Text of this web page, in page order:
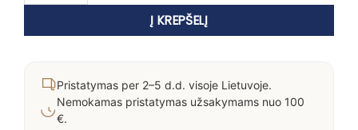
Į KREPŠELĮ
Pristatymas per 2–5 d.d. visoje Lietuvoje.
Nemokamas pristatymas užsakymams nuo 100
€.